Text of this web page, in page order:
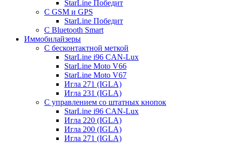
StarLine Победит
С GSM и GPS
StarLine Победит
С Bluetooth Smart
Иммобилайзеры
С бесконтактной меткой
StarLine i96 CAN-Lux
StarLine Moto V66
StarLine Moto V67
Игла 271 (IGLA)
Игла 231 (IGLA)
С управлением со штатных кнопок
StarLine i96 CAN-Lux
Игла 220 (IGLA)
Игла 200 (IGLA)
Игла 271 (IGLA)